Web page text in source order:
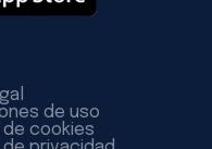
de uso
de cookies